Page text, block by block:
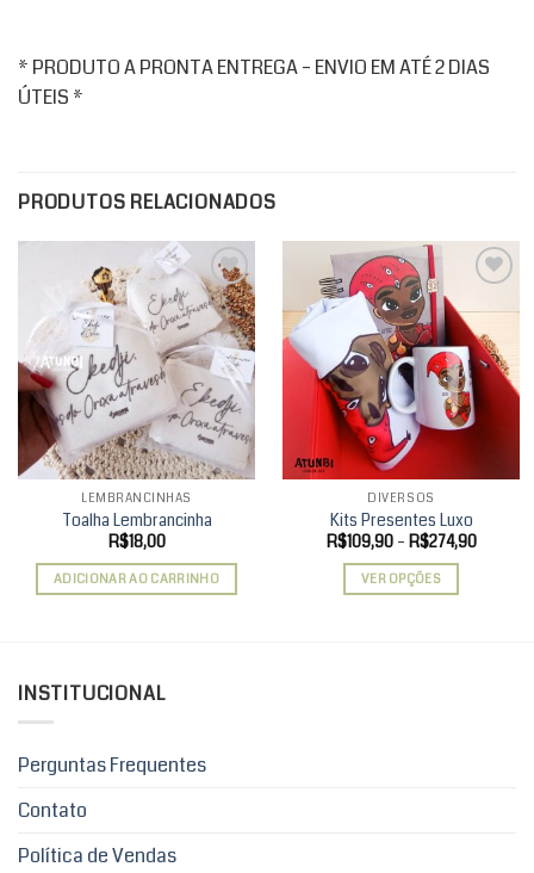
* PRODUTO A PRONTA ENTREGA – ENVIO EM ATÉ 2 DIAS
ÚTEIS *
PRODUTOS RELACIONADOS
Add to
wishlist
LEMBRANCINHAS
Toalha Lembrancinha
R$18,00
ADICIONAR AO CARRINHO
Add to
wishlist
DIVERSOS
Kits Presentes Luxo
R$109,90 – R$274,90Faixa
VER OPÇÕES
INSTITUCIONAL
Perguntas Frequentes
Contato
Política de Vendas